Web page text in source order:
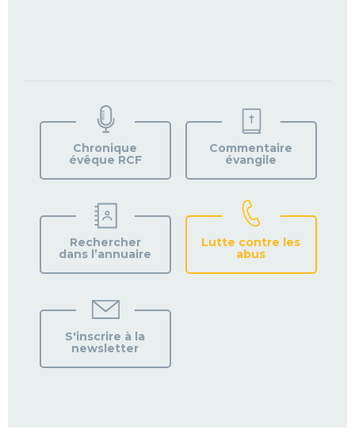
VOTRE
PAROISSE
Chronique
évêque RCF
Commentaire
évangile
Rechercher
dans l’annuaire
Lutte contre les
abus
S'inscrire à la
newsletter